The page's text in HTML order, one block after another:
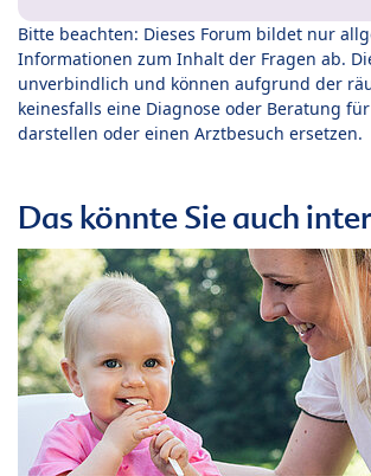
Bitte beachten: Dieses Forum bildet nur
Informationen zum Inhalt der Fragen ab.
unverbindlich und können aufgrund der
keinesfalls eine Diagnose oder Beratung
darstellen oder einen Arztbesuch ersetzen.
Das könnte Sie auch